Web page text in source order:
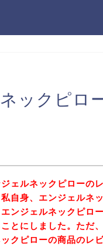
ックピロ
ェルネックピローの
自身、エンジェルネ
ンジェルネックピロ
とにしました。ただ
クピローの商品のレ